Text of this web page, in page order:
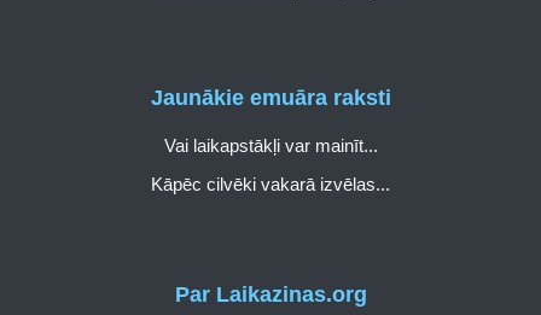
Par Laikazinas.org
Jaunākie emuāra raksti
Vai laikapstākļi var mainīt...
Kāpēc cilvēki vakarā izvēlas...